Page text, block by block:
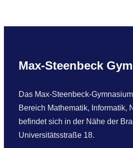
Max-Steenbeck
Das Max-Steenbeck-
Bereich Mathematik, Informatik,
befindet sich in der Nähe der
Universitätsstraße 18.